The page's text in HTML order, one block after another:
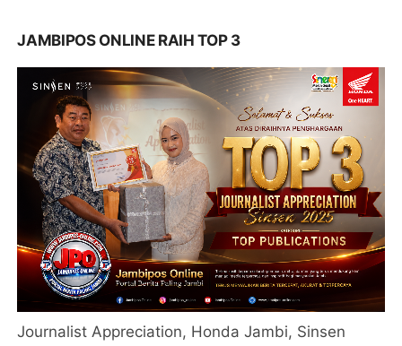
JAMBIPOS ONLINE RAIH TOP 3
Journalist Appreciation, Honda Jambi, Sinsen